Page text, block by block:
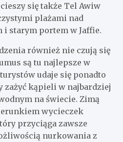
się także Tel Awiw
plażami nad
i starym portem w Jaffie.
również nie czują się
są tu najlepsze w
udaje się ponadto
zażyć kąpieli w najbardziej
na świecie. Zimą
wycieczek
przyciąga zawsze
nurkowania z